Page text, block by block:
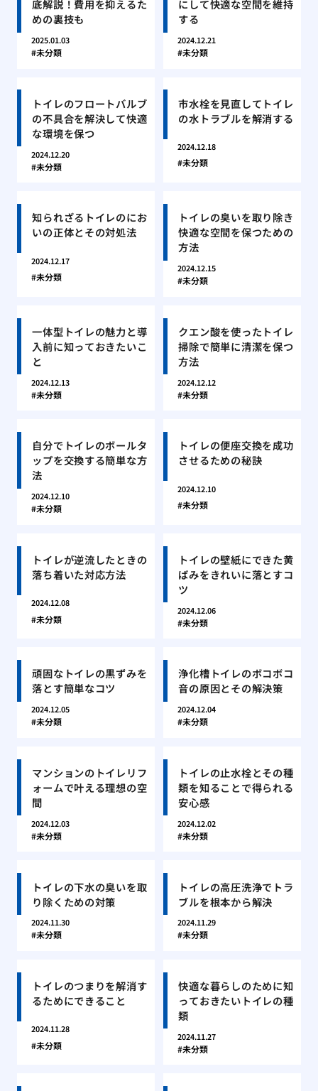
底解説！費用を抑えるた
めの裏技も
2025.01.03
未分類
にして快適な空間を維持
する
2024.12.21
未分類
トイレのフロートバルブ
の不具合を解決して快適
な環境を保つ
2024.12.20
未分類
市水栓を見直してトイレ
の水トラブルを解消する
2024.12.18
未分類
知られざるトイレのにお
いの正体とその対処法
2024.12.17
未分類
トイレの臭いを取り除き
快適な空間を保つための
方法
2024.12.15
未分類
一体型トイレの魅力と導
入前に知っておきたいこ
と
2024.12.13
未分類
クエン酸を使ったトイレ
掃除で簡単に清潔を保つ
方法
2024.12.12
未分類
自分でトイレのボールタ
ップを交換する簡単な方
法
2024.12.10
未分類
トイレの便座交換を成功
させるための秘訣
2024.12.10
未分類
トイレが逆流したときの
落ち着いた対応方法
2024.12.08
未分類
トイレの壁紙にできた黄
ばみをきれいに落とすコ
ツ
2024.12.06
未分類
頑固なトイレの黒ずみを
落とす簡単なコツ
2024.12.05
未分類
浄化槽トイレのボコボコ
音の原因とその解決策
2024.12.04
未分類
マンションのトイレリフ
ォームで叶える理想の空
間
2024.12.03
未分類
トイレの止水栓とその種
類を知ることで得られる
安心感
2024.12.02
未分類
トイレの下水の臭いを取
り除くための対策
2024.11.30
未分類
トイレの高圧洗浄でトラ
ブルを根本から解決
2024.11.29
未分類
トイレのつまりを解消す
るためにできること
2024.11.28
未分類
快適な暮らしのために知
っておきたいトイレの種
類
2024.11.27
未分類